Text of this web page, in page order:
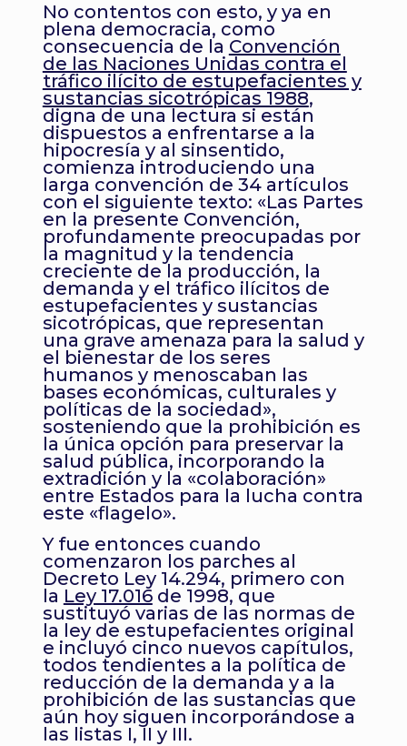
No contentos con esto, y ya en
plena democracia, como
consecuencia de la Convención
de las Naciones Unidas contra el
tráfico ilícito de estupefacientes y
sustancias sicotrópicas 1988,
digna de una lectura si están
dispuestos a enfrentarse a la
hipocresía y al sinsentido,
comienza introduciendo una
larga convención de 34 artículos
con el siguiente texto: «Las Partes
en la presente Convención,
profundamente preocupadas por
la magnitud y la tendencia
creciente de la producción, la
demanda y el tráfico ilícitos de
estupefacientes y sustancias
sicotrópicas, que representan
una grave amenaza para la salud y
el bienestar de los seres
humanos y menoscaban las
bases económicas, culturales y
políticas de la sociedad»,
sosteniendo que la prohibición es
la única opción para preservar la
salud pública, incorporando la
extradición y la «colaboración»
entre Estados para la lucha contra
este «flagelo».
Y fue entonces cuando
comenzaron los parches al
Decreto Ley 14.294, primero con
la Ley 17.016de 1998, que
sustituyó varias de las normas de
la ley de estupefacientes original
e incluyó cinco nuevos capítulos,
todos tendientes a la política de
reducción de la demanda y a la
prohibición de las sustancias que
aún hoy siguen incorporándose a
las listas I, II y III.